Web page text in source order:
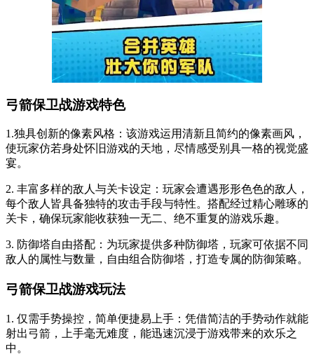
弓箭保卫战游戏特色
1.独具创新的像素风格：该游戏运用清新且简约的像素画风，
使玩家仿若身处怀旧游戏的天地，尽情感受别具一格的视觉盛
宴。
2. 丰富多样的敌人与关卡设定：玩家会遭遇形形色色的敌人，
每个敌人皆具备独特的攻击手段与特性。搭配经过精心雕琢的
关卡，确保玩家能收获独一无二、绝不重复的游戏乐趣。
3. 防御塔自由搭配：为玩家提供多种防御塔，玩家可依据不同
敌人的属性与数量，自由组合防御塔，打造专属的防御策略。
弓箭保卫战游戏玩法
1. 仅需手势操控，简单便捷易上手：凭借简洁的手势动作就能
射出弓箭，上手毫无难度，能迅速沉浸于游戏带来的欢乐之
中。